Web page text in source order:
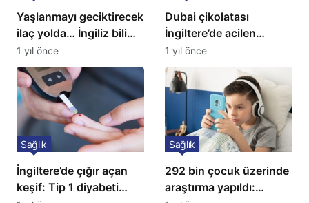
Yaşlanmayı geciktirecek
ilaç yolda… İngiliz bilim
insanları açıkladı!
1 yıl önce
Dubai çikolatası
İngiltere’de acilen
toplatılıyor
1 yıl önce
İngiltere’de çığır açan
keşif: Tip 1 diyabeti
Sağlık
292 bin çocuk üzerinde
araştırma yapıldı:
Sağlık